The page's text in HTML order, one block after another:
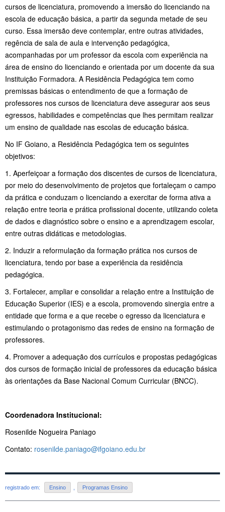
cursos de licenciatura, promovendo a imersão do licenciando na
escola de educação básica, a partir da segunda metade de seu
curso. Essa imersão deve contemplar, entre outras atividades,
regência de sala de aula e intervenção pedagógica,
acompanhadas por um professor da escola com experiência na
área de ensino do licenciando e orientada por um docente da sua
Instituição Formadora. A Residência Pedagógica tem como
premissas básicas o entendimento de que a formação de
professores nos cursos de licenciatura deve assegurar aos seus
egressos, habilidades e competências que lhes permitam realizar
um ensino de qualidade nas escolas de educação básica.
No IF Goiano, a Residência Pedagógica tem os seguintes
objetivos:
1. Aperfeiçoar a formação dos discentes de cursos de licenciatura,
por meio do desenvolvimento de projetos que fortaleçam o campo
da prática e conduzam o licenciando a exercitar de forma ativa a
relação entre teoria e prática profissional docente, utilizando coleta
de dados e diagnóstico sobre o ensino e a aprendizagem escolar,
entre outras didáticas e metodologias.
2. Induzir a reformulação da formação prática nos cursos de
licenciatura, tendo por base a experiência da residência
pedagógica.
3. Fortalecer, ampliar e consolidar a relação entre a Instituição de
Educação Superior (IES) e a escola, promovendo sinergia entre a
entidade que forma e a que recebe o egresso da licenciatura e
estimulando o protagonismo das redes de ensino na formação de
professores.
4. Promover a adequação dos currículos e propostas pedagógicas
dos cursos de formação inicial de professores da educação básica
às orientações da Base Nacional Comum Curricular (BNCC).
Coordenadora Institucional:
Rosenilde Nogueira Paniago
Contato: rosenilde.paniago@ifgoiano.edu.br
registrado em: Ensino Programas Ensino